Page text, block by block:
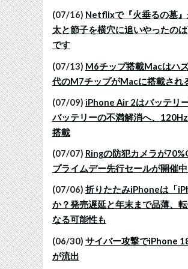
(07/16) Netflixで『火垂るの墓
太と節子を横穴に追いやったの
です
(07/13) M6チップ搭載Macはハ
代のM7チップがMacに搭載され
(07/09) iPhone Air 2はバッテリ
バッテリーの不満解消へ、
搭載
(07/07) Ringの防犯カメラが
プライムデー先行セールが開催
(07/06) 折りたたみiPhoneは「
か？発売遅延と年末まで品薄、
なる可能性も
(06/30) サイバー攻撃でiPhone
が流出